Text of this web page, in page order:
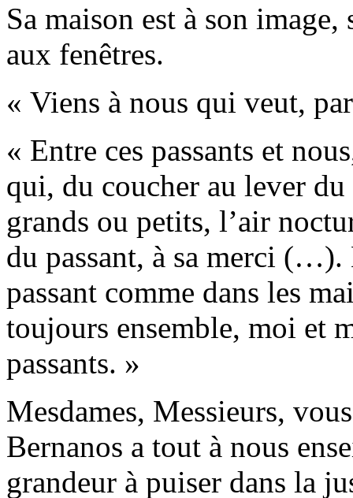
Sa maison est à son
aux fenêtres.
« Viens à nous qui veut,
« Entre ces passants et
qui, du coucher au lever
grands ou petits, l’air
du passant, à sa merci (…).
passant comme dans les
toujours ensemble, moi et
passants. »
Mesdames, Messieurs,
Bernanos a tout à nous
grandeur à puiser dans la